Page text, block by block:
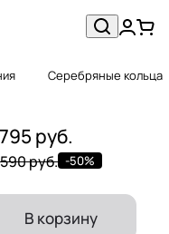
Серебряные кольца
руб.
590 руб. -50%
В корзину